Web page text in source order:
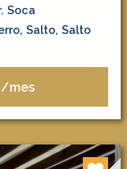
Soca
Salto, Salto
/mes